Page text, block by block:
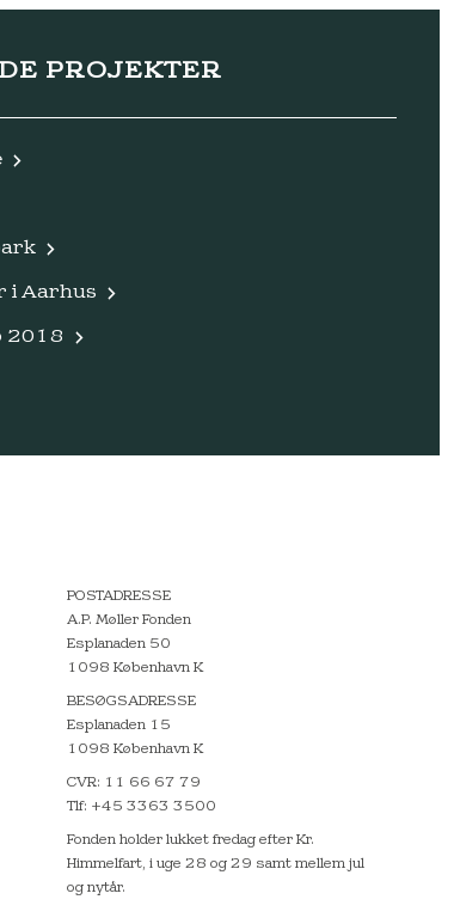
PROJEKTER
i Aarhus
2018
POSTADRESSE
A.P. Møller Fonden
Esplanaden 50
1098 København K
BESØGSADRESSE
Esplanaden 15
1098 København K
CVR: 11 66 67 79
Tlf: +45 3363 3500
Fonden holder lukket fredag efter Kr.
Himmelfart, i uge 28 og 29 samt mellem jul
og nytår.